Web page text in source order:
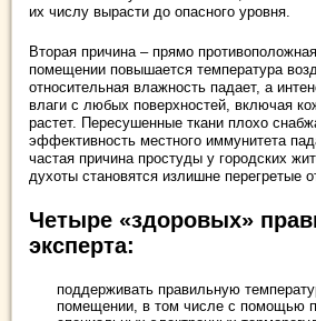
их числу вырасти до опасного уровня.
Вторая причина – прямо
помещении повышается температура
относительная влажность падает, а
влаги с любых поверхностей, включая
растет. Пересушенные ткани плохо
эффективность местного иммунитета
частая причина простуды у городских
духоты становятся излишне перегретые
Четыре «здоровых»
эксперта:
поддерживать правильную
помещении, в том числе с помощью